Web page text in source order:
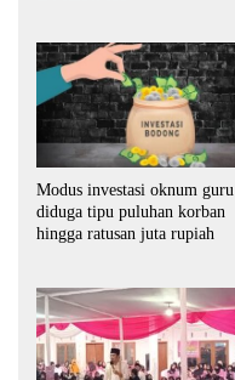
Modus investasi oknum guru
diduga tipu puluhan korban
hingga ratusan juta rupiah